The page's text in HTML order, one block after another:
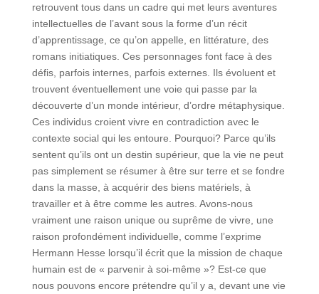
retrouvent tous dans un cadre qui met leurs aventures
intellectuelles de l’avant sous la forme d’un récit
d’apprentissage, ce qu’on appelle, en littérature, des
romans initiatiques. Ces personnages font face à des
défis, parfois internes, parfois externes. Ils évoluent et
trouvent éventuellement une voie qui passe par la
découverte d’un monde intérieur, d’ordre métaphysique.
Ces individus croient vivre en contradiction avec le
contexte social qui les entoure. Pourquoi? Parce qu’ils
sentent qu’ils ont un destin supérieur, que la vie ne peut
pas simplement se résumer à être sur terre et se fondre
dans la masse, à acquérir des biens matériels, à
travailler et à être comme les autres. Avons-nous
vraiment une raison unique ou suprême de vivre, une
raison profondément individuelle, comme l’exprime
Hermann Hesse lorsqu’il écrit que la mission de chaque
humain est de « parvenir à soi-même »? Est-ce que
nous pouvons encore prétendre qu’il y a, devant une vie